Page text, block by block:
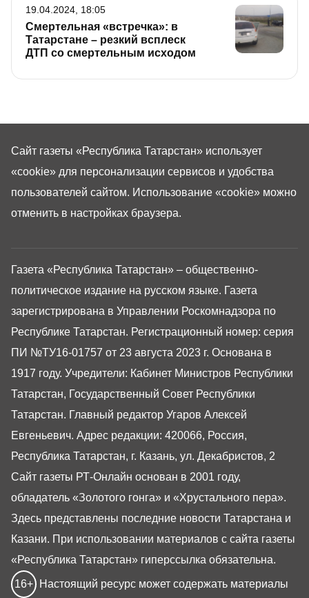
Смертельная «встречка»: в
Татарстане – резкий всплеск
ДТП со смертельным исходом
19.04.2024, 18:05
Газета «Республика Татарстан» – общественно-
политическое издание на русском языке. Газета
зарегистрирована в Управлении Роскомнадзора по
Республике Татарстан. Регистрационный номер: серия
ПИ №ТУ16-01757 от 23 августа 2023 г. Основана в
1917 году. Учредители: Кабинет Министров Республики
Татарстан, Государственный Совет Республики
Татарстан. Главный редактор Угаров Алексей
Евгеньевич. Адрес редакции: 420066, Россия,
Республика Татарстан, г. Казань, ул. Декабристов, 2
Сайт газеты РТ-Онлайн основан в 2001 году,
обладатель «Золотого гонга» и «Хрустального пера».
Здесь представлены последние новости Татарстана и
Казани. При использовании материалов с сайта газеты
«Республика Татарстан» гиперссылка обязательна.
16+ Настоящий ресурс может содержать материалы
Сайт газеты «Республика Татарстан» использует
«cookie» для персонализации сервисов и удобства
пользователей сайтом. Использование «cookie» можно
отменить в настройках браузера.